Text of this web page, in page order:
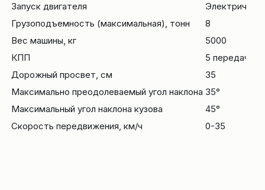
Запуск двигателя
Грузоподъемность (максимальная), тонн
8
Вес машины, кг
5000
КПП
5 передач
Дорожный просвет, см
35
Максимально преодолеваемый угол наклона 35°
Максимальный угол наклона кузова
45°
Скорость передвижения, км/ч
0-35